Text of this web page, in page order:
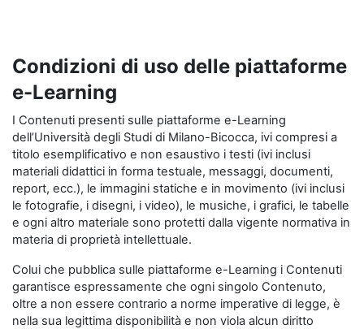
Condizioni di uso delle piattaforme
e-Learning
I Contenuti presenti sulle piattaforme e-Learning
dell’Università degli Studi di Milano-Bicocca, ivi compresi a
titolo esemplificativo e non esaustivo i testi (ivi inclusi
materiali didattici in forma testuale, messaggi, documenti,
report, ecc.), le immagini statiche e in movimento (ivi inclusi
le fotografie, i disegni, i video), le musiche, i grafici, le tabelle
e ogni altro materiale sono protetti dalla vigente normativa in
materia di proprietà intellettuale.
Colui che pubblica sulle piattaforme e-Learning i Contenuti
garantisce espressamente che ogni singolo Contenuto,
oltre a non essere contrario a norme imperative di legge, è
nella sua legittima disponibilità e non viola alcun diritto